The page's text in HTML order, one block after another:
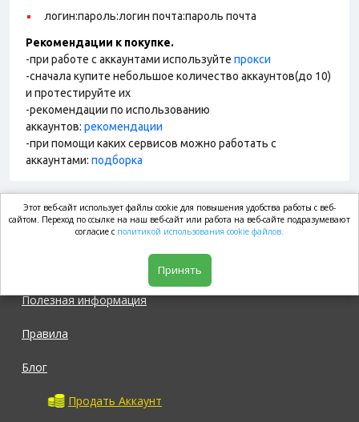
логин:пароль:логин почта:пароль почта
Рекомендации к покупке.
-при работе с аккаунтами используйте прокси
-сначала купите небольшое количество аккаунтов(до 10)
и протестируйте их
-рекомендации по использованию
аккаунтов: рекомендации
-при помощи каких сервисов можно работать с
аккаунтами: подборка
market.com
Полезная информация
Правила
Блог
Продать Аккаунт
Этот веб-сайт использует файлы cookie для повышения удобства работы с веб-
сайтом. Переход по ссылке на наш веб-сайт или работа на веб-сайте подразумевают
согласие с политикой использования cookie файлов.
Принять